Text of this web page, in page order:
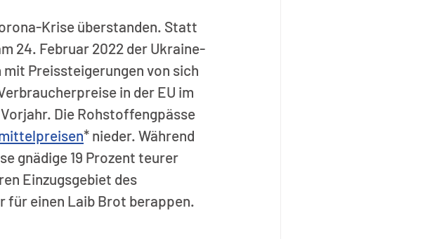
Krise überstanden. Statt
24. Februar 2022 der Ukraine-
Preissteigerungen von sich
in der EU im
Die Rohstoffengpässe
* nieder. Während
gnädige 19 Prozent teurer
Einzugsgebiet des
für einen Laib Brot berappen.